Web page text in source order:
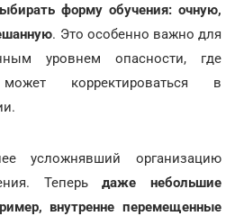
форму обучения: очную,
. Это особенно важно для
уровнем опасности, где
корректироваться в
усложнявший организацию
Теперьдаже небольшие
внутренне перемещенные